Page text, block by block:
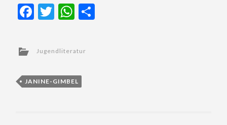
Facebook
TwitterWhatsApp
Jugendliteratur
JANINE-GIMBEL